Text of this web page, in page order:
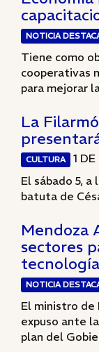
NOTICIA
Tiene como
cooperativas
para mejorar
La
CULTURA
1
El sábado 5,
batuta de
Mendoza
sectores
NOTICIA
El ministro de
expuso ante
plan del